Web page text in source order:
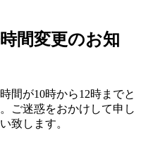
間変更のお知
間が10時から12時までと
ご迷惑をおかけして申し
致します。